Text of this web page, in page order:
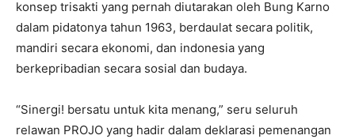
konsep trisakti yang pernah diutarakan oleh Bung Karno
dalam pidatonya tahun 1963, berdaulat secara politik,
mandiri secara ekonomi, dan indonesia yang
berkepribadian secara sosial dan budaya.
“Sinergi! bersatu untuk kita menang,” seru seluruh
relawan PROJO yang hadir dalam deklarasi pemenangan